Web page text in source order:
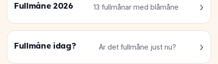
Fullmåne 2026 13 fullmånar med blåmåne
Fullmåne idag? Är det fullmåne just nu?